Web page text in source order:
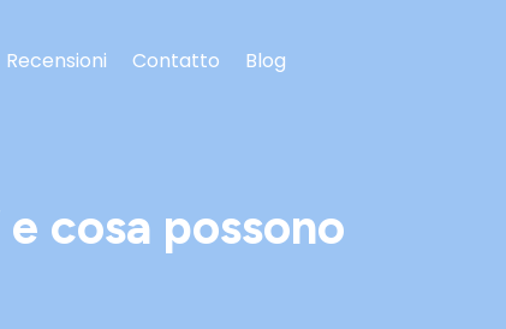
Recensioni Contatto Blog
cosa possono